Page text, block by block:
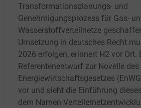
Transformationsplanungs- und
Genehmigungsprozess für Gas-
Wasserstoffverteilnetze
Umsetzung in deutsches Recht
2026 erfolgen, erinnert H2 vor Ort.
Referentenentwurf zur Novelle des
Energiewirtschaftsgesetzes
vor und sieht die Einführung
dem Namen